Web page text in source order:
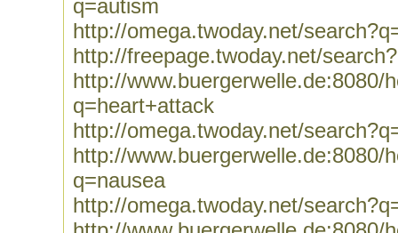
q=autism
http://omega.twoday.net/
http://freepage.twoday.net/
http://www.buergerwelle.de:8080/
q=heart+attack
http://omega.twoday.net/
http://www.buergerwelle.de:8080/
q=nausea
http://omega.twoday.net/